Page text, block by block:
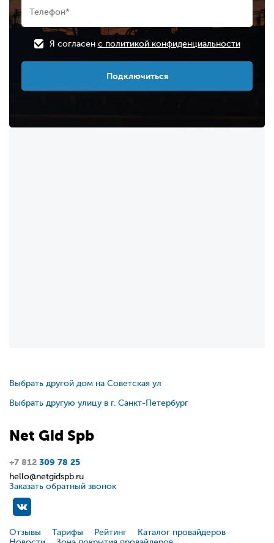
Я согласен с политикой конфиденциальности
Подключиться
Выбрать другой дом на Советская ул
Выбрать другую улицу в г. Санкт-Петербург
Net Gid Spb
+7 812 309 78 25
hello@netgidspb.ru
Заказать обратный звонок
Отзывы Тарифы Рейтинг
Каталог провайдеров